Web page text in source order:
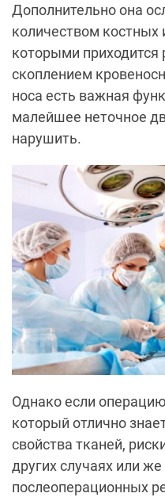
Дополнительно она
количеством костных
которыми приходится
скоплением
носа есть важная
малейшее неточное
нарушить.
Однако если
который отлично
свойства тканей,
других случаях или
послеоперационных